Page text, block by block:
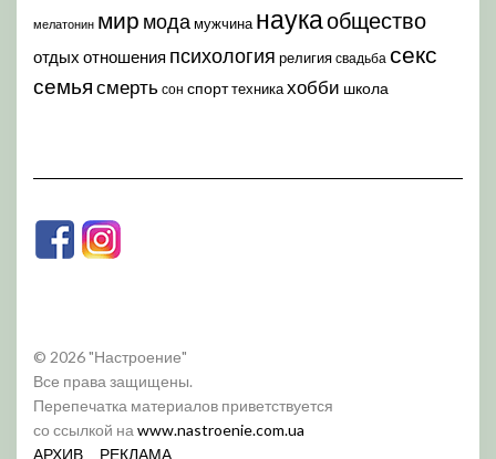
мелатонин мир модамужчина наукаобщество
отдых отношения психология религия свадьба секс
семья смерть сон спорттехникахобби школа
© 2026 "Настроение"
Все права защищены.
Перепечатка материалов приветствуется
со ссылкой на www.nastroenie.com.ua
АРХИВ
РЕКЛАМА